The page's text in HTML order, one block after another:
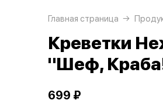
Главная страница
Креветки
"Шеф,
699 ₽